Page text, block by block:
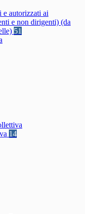
autorizzati ai
e non dirigenti) (da
51
14